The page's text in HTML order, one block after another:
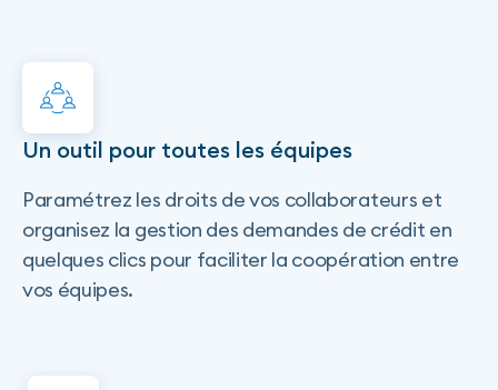
Un outil pour toutes les équipes
Paramétrez les droits de vos collaborateurs et
organisez la gestion des demandes de crédit en
quelques clics pour faciliter la coopération entre
vos équipes.